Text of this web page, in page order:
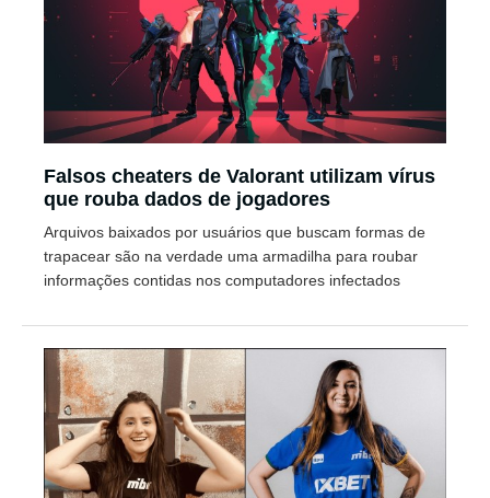
Falsos cheaters de Valorant utilizam vírus
que rouba dados de jogadores
Arquivos baixados por usuários que buscam formas de
trapacear são na verdade uma armadilha para roubar
informações contidas nos computadores infectados